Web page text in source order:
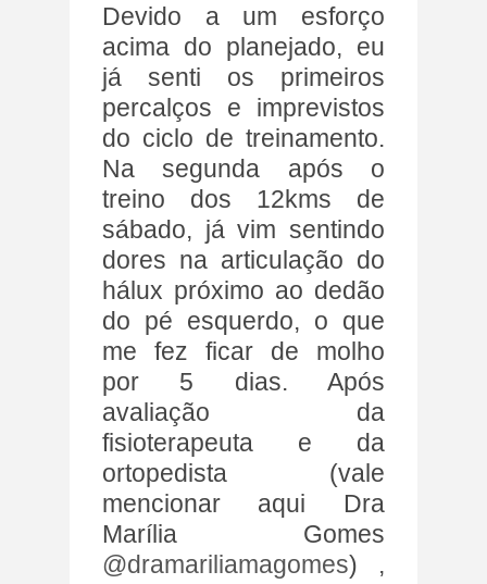
Devido a um esforço
acima do planejado, eu
já senti os primeiros
percalços e imprevistos
do ciclo de treinamento.
Na segunda após o
treino dos 12kms de
sábado, já vim sentindo
dores na articulação do
hálux próximo ao dedão
do pé esquerdo, o que
me fez ficar de molho
por 5 dias. Após
avaliação da
fisioterapeuta e da
ortopedista (vale
mencionar aqui Dra
Marília Gomes
@dramariliamagomes) ,